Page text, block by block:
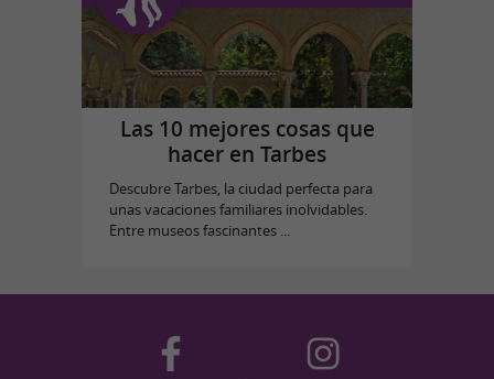
Las 10 mejores cosas que
hacer en Tarbes
Descubre Tarbes, la ciudad perfecta para
unas vacaciones familiares inolvidables.
Entre museos fascinantes ...